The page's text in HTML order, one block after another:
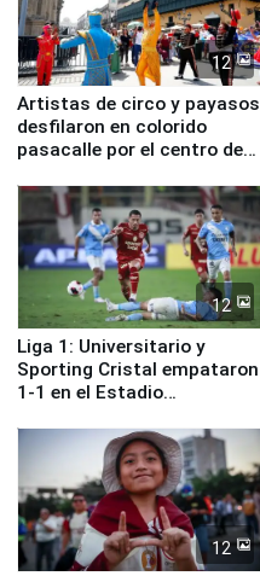
12
Artistas de circo y payasos
desfilaron en colorido
pasacalle por el centro de
12
Liga 1: Universitario y
Sporting Cristal empataron
1-1 en el Estadio
12